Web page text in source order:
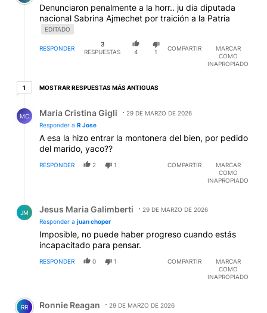
Denunciaron penalmente a la horr.. ju dia diputada
nacional Sabrina Ajmechet por traición a la Patria
EDITADO
RESPONDER
3
RESPUESTAS
4 1
COMPARTIR
MARCAR
COMO
INAPROPIADO
11 respuesta más antiguas
MOSTRAR RESPUESTAS MÁS ANTIGUAS
MC Maria Cristina Gigli
29 DE MARZO DE 2026
Responder a R Jose
A esa la hizo entrar la montonera del bien, por pedido
del marido, yaco??
RESPONDER 2 1 COMPARTIR
MARCAR
COMO
INAPROPIADO
JM Jesus Maria Galimberti
29 DE MARZO DE 2026
Responder a juan choper
Imposible, no puede haber progreso cuando estás
incapacitado para pensar.
RESPONDER 0 1 COMPARTIR
MARCAR
COMO
INAPROPIADO
Comentario de Ronnie Reagan.
RR Ronnie Reagan 29 DE MARZO DE 2026